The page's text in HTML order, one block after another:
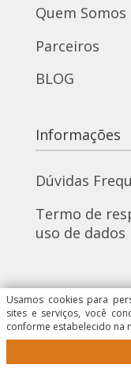
Usamos cookies para
sites e serviços, você
conforme estabelecido na
Quem Somos
Parceiros
BLOG
Informações
Dúvidas
Termo de
uso de dados
Redes Sociais